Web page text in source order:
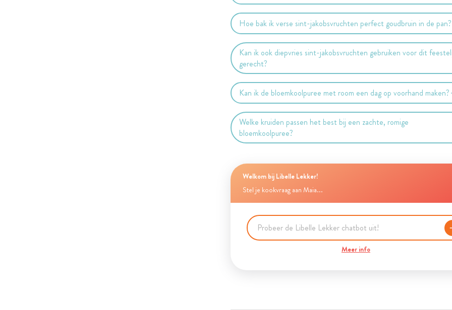
Hoe bak ik verse sint-jakobsvruchten perfect goudbruin in de pan?
Kan ik ook diepvries sint-jakobsvruchten gebruiken voor dit
gerecht?
Kan ik de bloemkoolpuree met room een dag op voorhand maken?
Welke kruiden passen het best bij een zachte, romige
bloemkoolpuree?
Welkom bij Libelle Lekker!
Stel je kookvraag aan Maia...
Meer info